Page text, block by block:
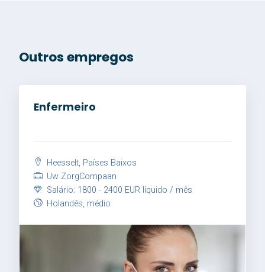
Outros empregos
Enfermeiro
Heesselt, Países Baixos
Uw ZorgCompaan
Salário: 1800 - 2400 EUR líquido / mês
Holandês, médio